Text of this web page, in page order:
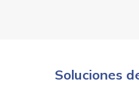
Soluciones